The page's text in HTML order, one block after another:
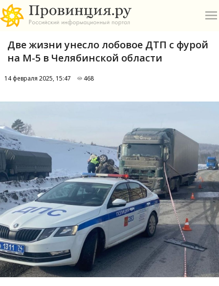
В
И
О
П
Р
С
Две жизни унесло лобовое ДТП с фурой
на М-5 в Челябинской области
14 февраля 2025, 15:47 468